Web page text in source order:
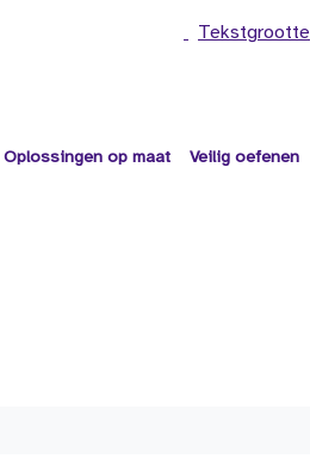
Tekstgrootte
Oplossingen op maat Veilig oefenen